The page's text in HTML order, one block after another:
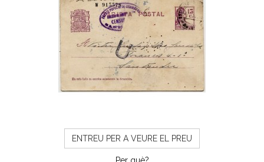
ENTREU PER A VEURE EL PREU